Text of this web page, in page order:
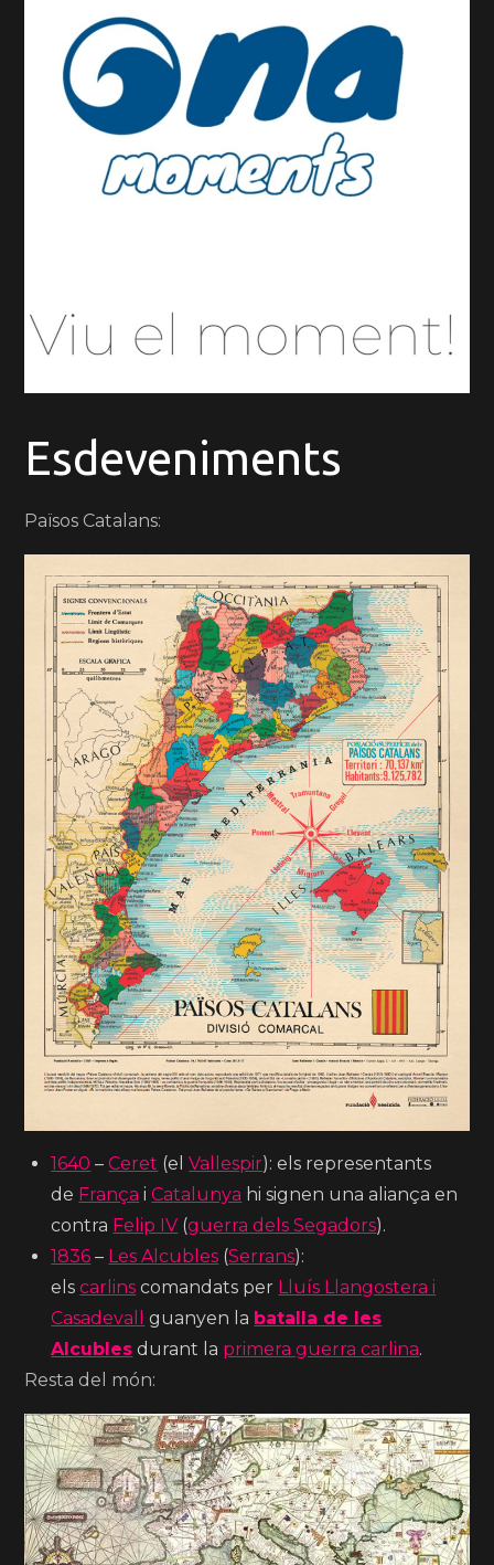
Esdeveniments
Països Catalans:
1640 –Ceret (elVallespir): els representants
de França iCatalunya hi signen una aliança en
contra Felip IV (guerra dels Segadors).
1836 – Les Alcubles (Serrans):
elscarlins comandats per Lluís Llangostera i
Casadevall
guanyen la batalla de les
Alcubles durant la primera guerra carlina.
Resta del món: